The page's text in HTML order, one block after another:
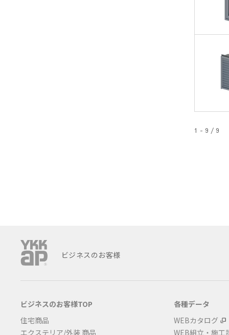
1 - 9 / 9
ビジネスのお客様
ビジネスのお客様TOP
住宅商品
エクステリア/外装 商品
各種データ
WEBカタログ
WEB組立・施工